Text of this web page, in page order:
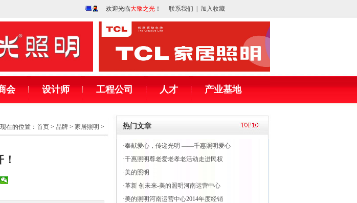
欢迎光临大豫之光 ！ 联系我们 加入收藏
会 设计师 工程公司 人才 产业基地
在的位置： 首页 > 品牌 > 家居照明 > 热门文章
·奉献爱心，传递光明 ——千惠照明爱心
·千惠照明尊老爱老孝老活动走进民权
·美的照明
·革新 创未来-美的照明河南运营中心
·美的照明河南运营中心2014年度经销